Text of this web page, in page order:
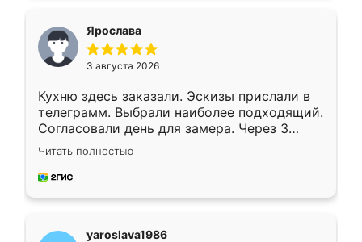
Ярослава
3 августа 2026
Кухню здесь заказали. Эскизы прислали в
телеграмм. Выбрали наиболее подходящий.
Согласовали день для замера. Через 3
недели кухня была уже готова. Остались
довольны работой. Спасибо Ренессанс
мебель за качественную работу!
Читать полностью
yaroslava1986